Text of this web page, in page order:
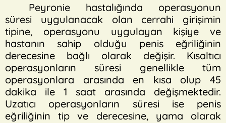
Peyronie hastalığında operasyonun
süresi uygulanacak olan cerrahi girişimin
tipine, operasyonu uygulayan kişiye ve
hastanın sahip olduğu penis eğriliğinin
derecesine bağlı olarak değişir. Kısaltıcı
operasyonların süresi genellikle tüm
operasyonlara arasında en kısa olup 45
dakika ile 1 saat arasında değişmektedir.
Uzatıcı operasyonların süresi ise penis
eğriliğinin tip ve derecesine, yama olarak